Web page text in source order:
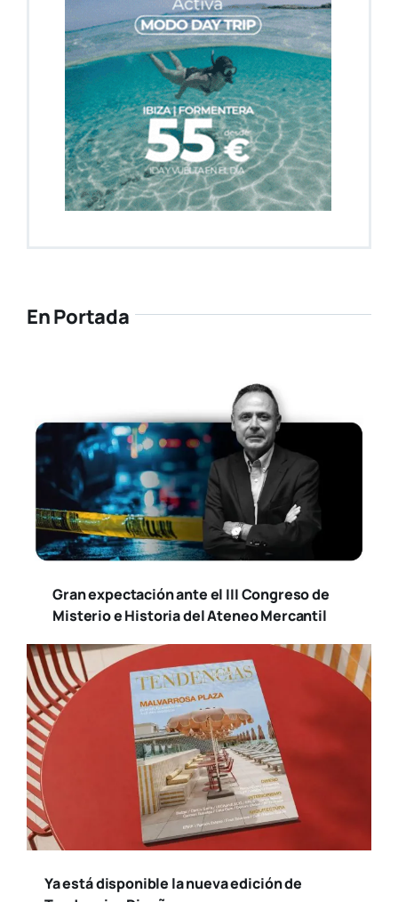
En Portada
Gran expectación ante el III Congreso de
Misterio e Historia del Ateneo Mercantil
Ya está disponible la nueva edición de